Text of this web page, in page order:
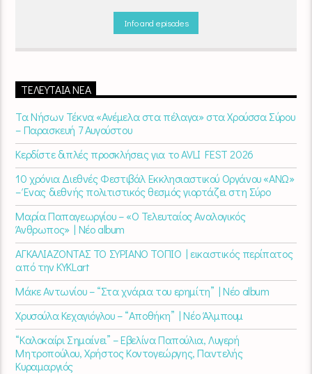
06:00 - 07:00 στον Empneusi 107 FM
Info and episodes
ΤΕΛΕΥΤΑΊΑ ΝΈΑ
Τα Νήσων Τέκνα «Ανέμελα στα πέλαγα» στα Χρούσσα Σύρου
– Παρασκευή 7 Αυγούστου
Κερδίστε διπλές προσκλήσεις για το AVLI FEST 2026
10 χρόνια Διεθνές Φεστιβάλ Εκκλησιαστικού Οργάνου «ΑΝΩ»
– Ένας διεθνής πολιτιστικός θεσμός γιορτάζει στη Σύρο​
Μαρία Παπαγεωργίου – «Ο Τελευταίος Αναλογικός
Άνθρωπος» | Νέο album
ΑΓΚΑΛΙΑΖΟΝΤΑΣ ΤΟ ΣΥΡΙΑΝΟ ΤΟΠΙΟ | εικαστικός περίπατος
από την KYKLart
Μάκε Αντωνίου – “Στα χνάρια του ερημίτη” | Νέο album
Χρυσούλα Κεχαγιόγλου – “Αποθήκη” | Νέο Άλμπουμ
“Καλοκαίρι Σημαίνει” – Εβελίνα Παπούλια, Λυγερή
Μητροπούλου, Χρήστος Κοντογεώργης, Παντελής
Κυραμαργιός